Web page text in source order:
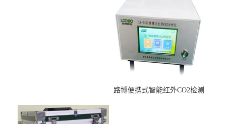
路博便携式智能红外CO2检测